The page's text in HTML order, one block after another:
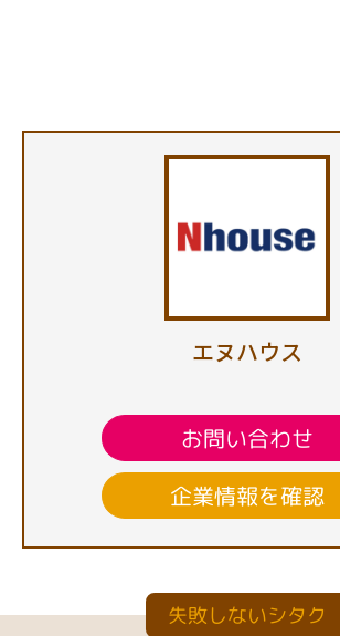
エヌハウス
お問い合わせ
企業情報を確認
失敗しないシタク